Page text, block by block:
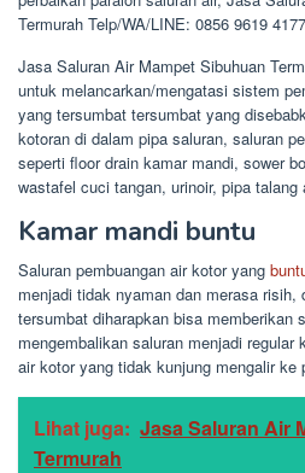
Termurah Telp/WA/LINE: 0856 9619
Jasa Saluran Air Mampet Sibuhuan
untuk melancarkan/mengatasi sistem
yang tersumbat tersumbat yang
kotoran di dalam pipa saluran, saluran
seperti floor drain kamar mandi, sower
wastafel cuci tangan, urinoir, pipa
Kamar mandi buntu
Saluran pembuangan air kotor yang
menjadi tidak nyaman dan merasa risih,
tersumbat diharapkan bisa memberikan
mengembalikan saluran menjadi regular
air kotor yang tidak kunjung mengalir ke
Lihat juga: Jasa Saluran Air
Termurah